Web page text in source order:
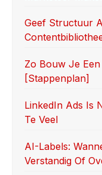
k
Geef Structuur
Zo Bouw Je
[stappenplan]
LinkedIn Ads Is
Te Veel
AI-Labels:
Verstandig Of